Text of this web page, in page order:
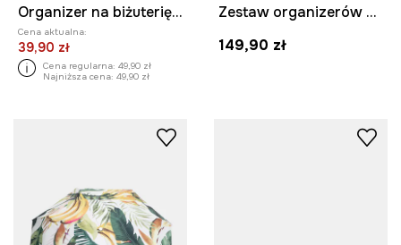
Organizer na biżuterię wzorzysty podróżny
Cena aktualna:
39,90 zł
Cena regularna: 49,90 zł
Najniższa cena: 49,90 zł
Zestaw organizerów podróżnych do bagażu
149,90 zł